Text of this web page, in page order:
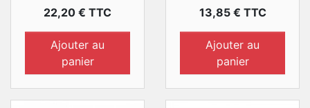
Prix
22,20 € TTC
Ajouter au
panier
Prix
13,85 € TTC
Ajouter au
panier